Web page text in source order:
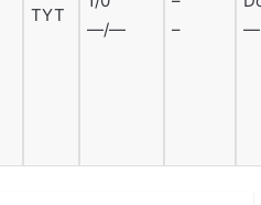
TYT
—/—
–
—